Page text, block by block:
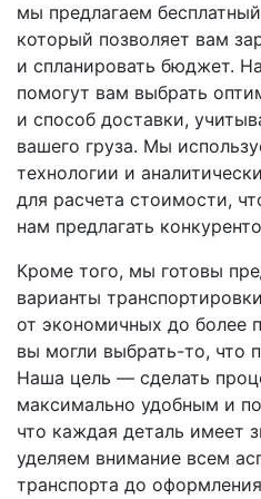
мы предлагаем
который позволяет вам
и спланировать бюджет.
помогут вам выбрать
и способ доставки,
вашего груза. Мы
технологии и
для расчета стоимости,
нам предлагать
Кроме того, мы готовы
варианты транспортировки
от экономичных до более
вы могли выбрать-то, что
Наша цель — сделать
максимально удобным и
что каждая деталь имеет
уделяем внимание всем
транспорта до